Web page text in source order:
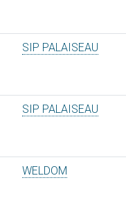
SIP PALAISEAU
SIP PALAISEAU
WELDOM